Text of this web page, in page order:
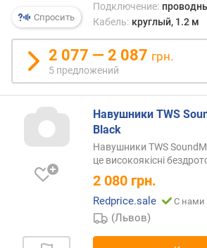
(
г
н
р
у
к
Спросить
Подключение:
Кабель: круглый, 1.2 м
2 077 — 2 087 грн.
5 предложений
Навушники TWS
Black
Навушники TWS
це високоякісні
2 080 грн.
Redprice.sale С нами
(Львов)